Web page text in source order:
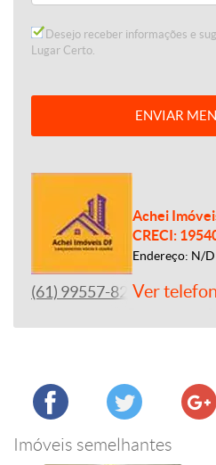
Desejo receber informações e
Lugar Certo.
ENVIAR
Achei
CRECI:
Endereço: N/D
(61) 99557-8243Ver
Imóveis semelhantes